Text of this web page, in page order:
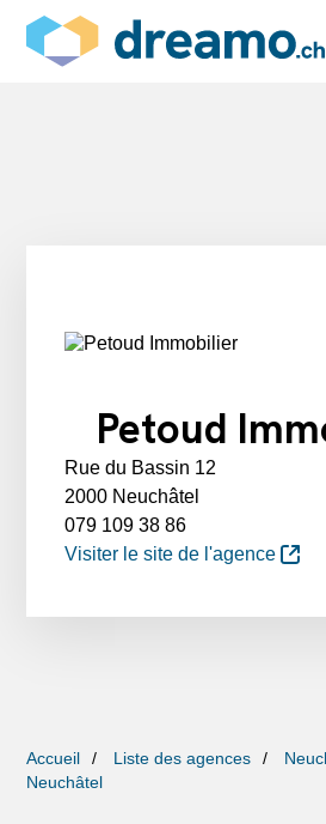
Petoud
Rue du Bassin 12
2000 Neuchâtel
079 109 38 86
Visiter le site de l'agence
Accueil Liste des agences
Neuchâtel